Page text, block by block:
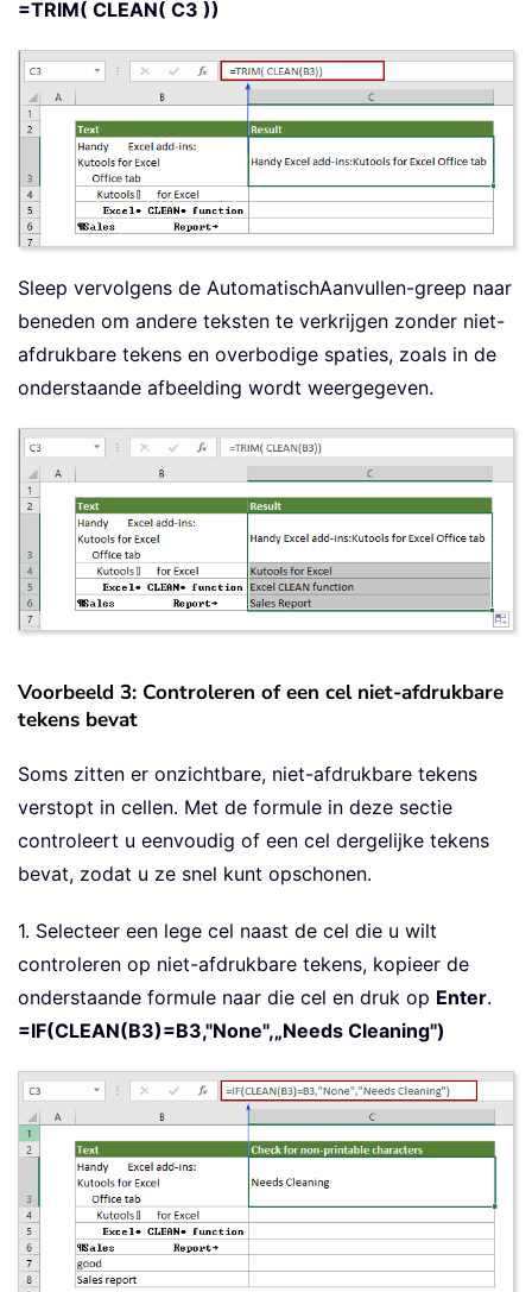
=TRIM( CLEAN( C3 ))
Sleep vervolgens de AutomatischAanvullen-greep naar
beneden om andere teksten te verkrijgen zonder niet-
afdrukbare tekens en overbodige spaties, zoals in de
onderstaande afbeelding wordt weergegeven.
Voorbeeld 3: Controleren of een cel niet-afdrukbare
tekens bevat
Soms zitten er onzichtbare, niet-afdrukbare tekens
verstopt in cellen. Met de formule in deze sectie
controleert u eenvoudig of een cel dergelijke tekens
bevat, zodat u ze snel kunt opschonen.
1. Selecteer een lege cel naast de cel die u wilt
controleren op niet-afdrukbare tekens, kopieer de
onderstaande formule naar die cel en druk op Enter.
=IF(CLEAN(B3)=B3,"None",„Needs Cleaning")